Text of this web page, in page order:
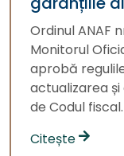
Ordinul ANAF
Monitorul
aprobă
actualizarea
de Codul fiscal.
Citește